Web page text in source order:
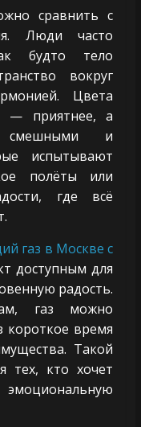
сравнить с
Люди часто
будто тело
вокруг
Цвета
— приятнее, а
и
испытывают
полёты или
где всё
газ в Москве с
доступным для
радость.
газ можно
короткое время
Такой
тех, кто хочет